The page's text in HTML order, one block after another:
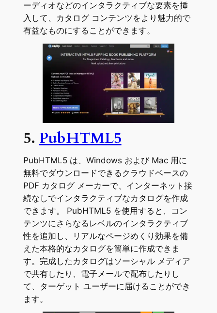
ーディオなどのインタラクティブな要素を挿
入して、カタログ コンテンツをより魅力的で
有益なものにすることができます。
5. PubHTML5
PubHTML5 は、Windows および Mac 用に
無料でダウンロードできるクラウドベースの
PDF カタログ メーカーで、インターネット接
続なしでインタラクティブなカタログを作成
できます。 PubHTML5 を使用すると、コン
テンツにさらなるレベルのインタラクティブ
性を追加し、リアルなページめくり効果を備
えた本格的なカタログを簡単に作成できま
す。完成したカタログはソーシャル メディア
で共有したり、電子メールで配布したりし
て、ターゲット ユーザーに届けることができ
ます。